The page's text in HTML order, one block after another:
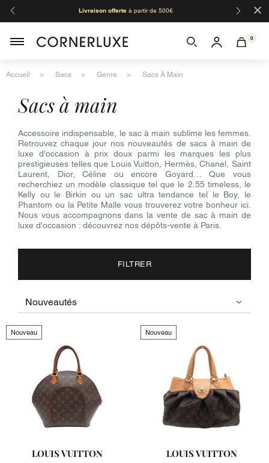
Livraison offerteà partir de 500€ ×
0
Accueil Sacs Genre Sacs À Main
sacs à main
Accessoire indispensable, le sac à main sublime les femmes.
Retrouvez chaque jour nos nouveautés de sacs à main de
luxe d'occasion à prix doux parmi les marques les plus
prestigieuses telles que Louis Vuitton, Hermès, Chanel, Saint
Laurent, Dior, Céline ou encore Goyard… Que vous
recherchiez un modèle classique tel que le 2.55 timeless, le
Kelly ou le Birkin ou un sac ultra tendance tel le Boy, le
Phantom ou la Petite Malle vous trouverez votre bonheur ici.
Nous vous accompagnons dans la vente de sac à main de
luxe d'occasion : découvrez nos dépôts-vente à Paris.
FILTRER
Nouveau
LOUIS VUITTON
Nouveau
LOUIS VUITTON